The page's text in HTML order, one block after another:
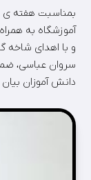
بمناسبت هفته ی
آموزشگاه به
و با اهدای شاخه
سروان عباسی،
دانش آموزان بیان